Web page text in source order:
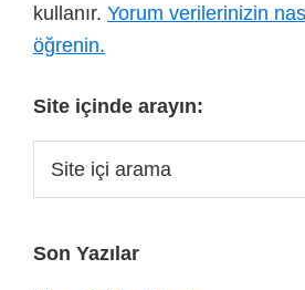
kullanır. Yorum verilerinizin
öğrenin.
Site içinde arayın:
Son Yazılar